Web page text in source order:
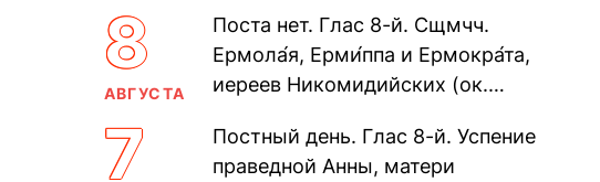
8
АВГУСТА
Поста нет. Глас 8-й. Сщмчч.
Ермола́я, Ерми́ппа и Ермокра́та,
иереев Никомидийских (ок.
Печерского, в Ближних
пещерах...
7
Постный день. Глас 8-й. Успение
праведной Анны, матери